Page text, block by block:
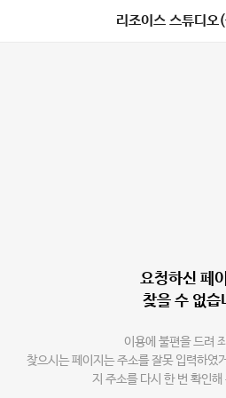
리조이스 스튜디오
요청하신 페
찾을 수 없습
이용에 불편을 드려
찾으시는 페이지는 주소를 잘못 입력하였
지 주소를 다시 한 번 확인